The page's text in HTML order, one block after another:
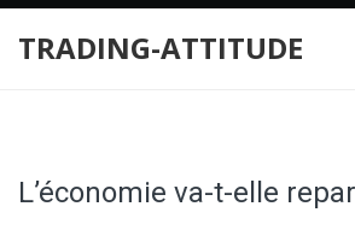
TRADING-ATTITUDE
L’économie va-t-elle